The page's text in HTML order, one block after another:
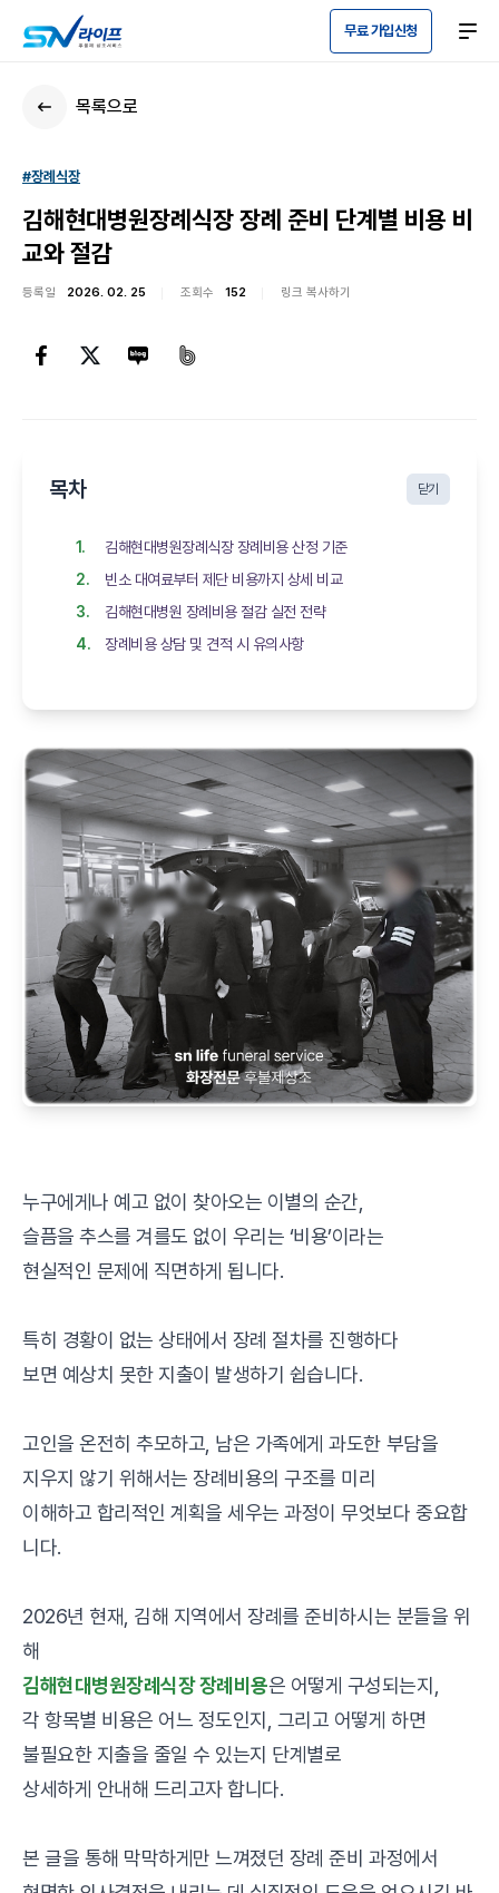
무료 가입신청
목록으로
#장례식장
김해현대병원장례식장 장례 준비 단계별 비용 비
교와 절감
등록일 2026. 02. 25 조회수 152 링크 복사하기
목차 닫기
김해현대병원장례식장 장례비용 산정 기준
빈소 대여료부터 제단 비용까지 상세 비교
김해현대병원 장례비용 절감 실전 전략
장례비용 상담 및 견적 시 유의사항
누구에게나 예고 없이 찾아오는 이별의 순간,
슬픔을 추스를 겨를도 없이 우리는 ‘비용’이라는
현실적인 문제에 직면하게 됩니다.
특히 경황이 없는 상태에서 장례 절차를 진행하다
보면 예상치 못한 지출이 발생하기 쉽습니다.
고인을 온전히 추모하고, 남은 가족에게 과도한 부담을
지우지 않기 위해서는 장례비용의 구조를 미리
이해하고 합리적인 계획을 세우는 과정이 무엇보다 중요합
니다.
2026년 현재, 김해 지역에서 장례를 준비하시는 분들을 위
해
김해현대병원장례식장 장례비용은 어떻게 구성되는지,
각 항목별 비용은 어느 정도인지, 그리고 어떻게 하면
불필요한 지출을 줄일 수 있는지 단계별로
상세하게 안내해 드리고자 합니다.
본 글을 통해 막막하게만 느껴졌던 장례 준비 과정에서